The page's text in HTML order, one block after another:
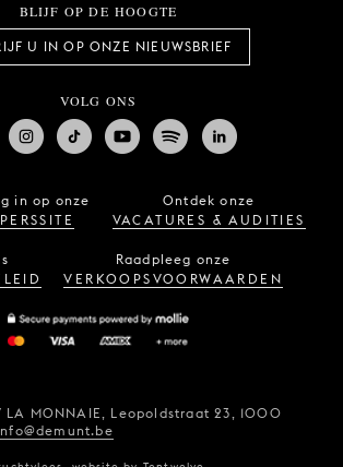
BLIJF OP DE HOOGTE
U IN OP ONZE NIEUWSBRIEF
VOLG ONS
in op onze
PERSSITE
Ontdek onze
VACATURES & AUDITIES
Raadpleeg onze
VERKOOPSVOORWAARDEN
LA MONNAIE, Leopoldstraat 23, 1000